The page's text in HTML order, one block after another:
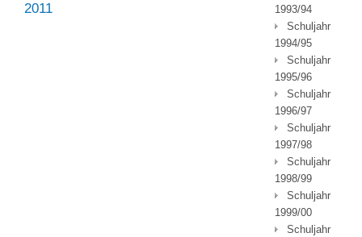
2011
1993/94
Schuljahr
1994/95
Schuljahr
1995/96
Schuljahr
1996/97
Schuljahr
1997/98
Schuljahr
1998/99
Schuljahr
1999/00
Schuljahr